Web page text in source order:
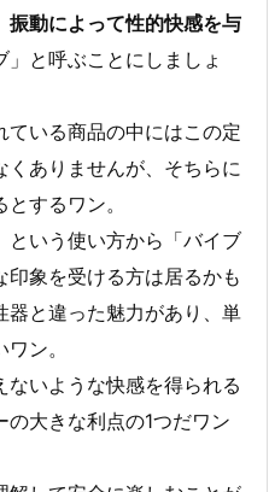
振動によって性的快感を与
と呼ぶことにしましょ
いる商品の中にはこの定
ありませんが、そちらに
するワン。
という使い方から「バイブ
象を受ける方は居るかも
器と違った魅力があり、単
ン。
ないような快感を得られる
大きな利点の1つだワン